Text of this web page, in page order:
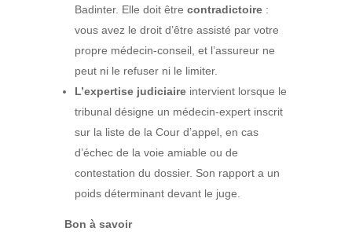
Badinter. Elle doit être contradictoire:
vous avez le droit d’être assisté par votre
propre médecin-conseil, et l’assureur ne
peut ni le refuser ni le limiter.
L’expertise judiciaireintervient lorsque le
tribunal désigne un médecin-expert inscrit
sur la liste de la Cour d’appel, en cas
d’échec de la voie amiable ou de
contestation du dossier. Son rapport a un
poids déterminant devant le juge.
Bon à savoir